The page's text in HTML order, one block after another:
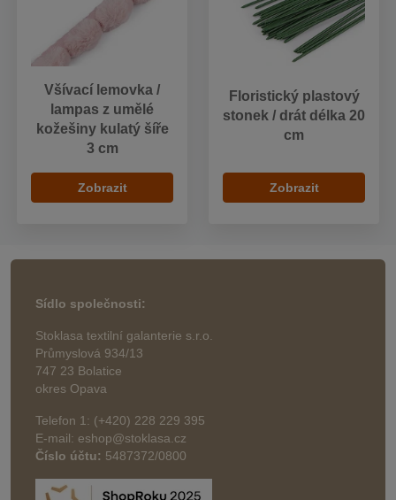
Všívací lemovka /
lampas z umělé
kožešiny kulatý šíře
3 cm
Zobrazit
Floristický plastový
stonek / drát délka 20
cm
Zobrazit
Sídlo společnosti:
Stoklasa textilní galanterie s.r.o.
Průmyslová 934/13
747 23 Bolatice
okres Opava
Telefon 1: (+420) 228 229 395
E-mail: eshop@stoklasa.cz
Číslo účtu: 5487372/0800